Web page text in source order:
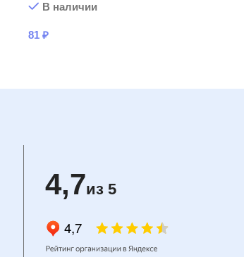
В наличии
81 ₽
4,7из 5